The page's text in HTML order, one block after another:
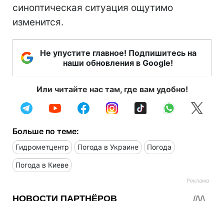
синоптическая ситуация ощутимо
изменится.
Не упустите главное! Подпишитесь на
наши обновления в Google!
Или читайте нас там, где вам удобно!
Больше по теме:
Гидрометцентр Погода в Украине Погода
Погода в Киеве